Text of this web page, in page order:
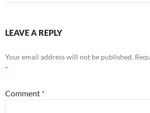
LEAVE A REPLY
Your email address will not be published.
*
Comment *